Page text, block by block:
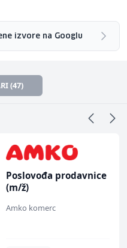
izvore na Googlu
(47)
Poslovođa prodavnice
(m/ž)
Amko komerc